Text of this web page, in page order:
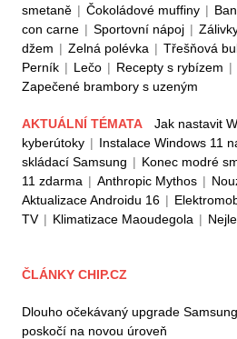
smetaně | Čokoládové muffiny |
con carne | Sportovní nápoj |
džem | Zelná polévka | Třešňová
Perník | Lečo | Recepty s rybízem |
Zapečené brambory s uzeným
AKTUÁLNÍ TÉMATA Jak nastavit
kyberútoky | Instalace Windows 11
skládací Samsung | Konec modré
11 zdarma | Anthropic Mythos |
Aktualizace Androidu 16 |
TV | Klimatizace Maoudegola |
ČLÁNKY CHIP.CZ
Dlouho očekávaný upgrade
poskočí na novou úroveň